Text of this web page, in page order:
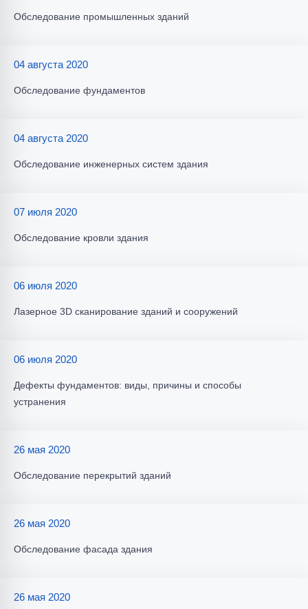
Обследование промышленных зданий
04 августа 2020
Обследование фундаментов
04 августа 2020
Обследование инженерных систем здания
07 июля 2020
Обследование кровли здания
06 июля 2020
Лазерное 3D сканирование зданий и сооружений
06 июля 2020
Дефекты фундаментов: виды, причины и способы
устранения
26 мая 2020
Обследование перекрытий зданий
26 мая 2020
Обследование фасада здания
26 мая 2020